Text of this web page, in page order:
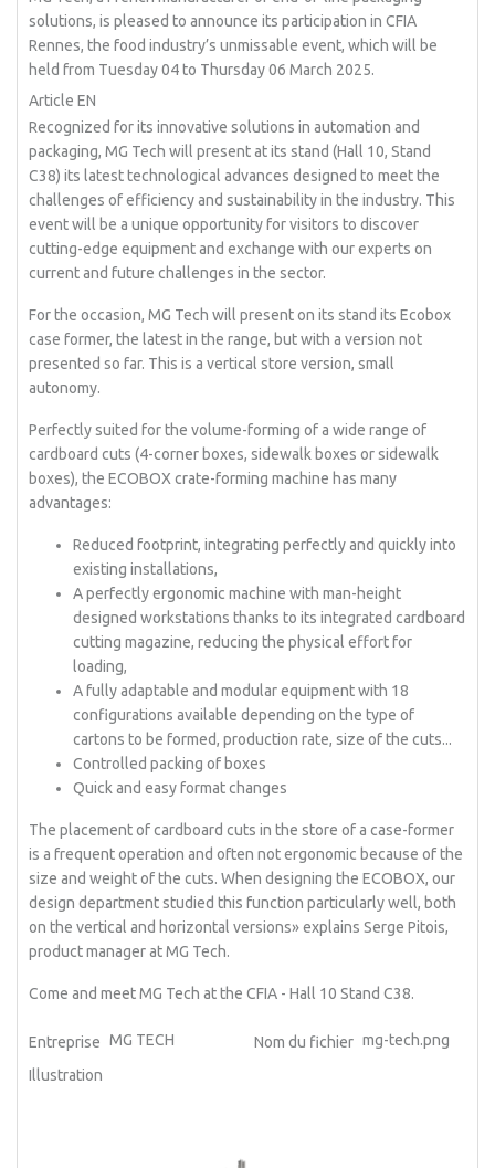
solutions, is pleased to announce its participation in CFIA
Rennes, the food industry’s unmissable event, which will be
held from Tuesday 04 to Thursday 06 March 2025.
Article EN
Recognized for its innovative solutions in automation and
packaging, MG Tech will present at its stand (Hall 10, Stand
C38) its latest technological advances designed to meet the
challenges of efficiency and sustainability in the industry. This
event will be a unique opportunity for visitors to discover
cutting-edge equipment and exchange with our experts on
current and future challenges in the sector.
For the occasion, MG Tech will present on its stand its Ecobox
case former, the latest in the range, but with a version not
presented so far. This is a vertical store version, small
autonomy.
Perfectly suited for the volume-forming of a wide range of
cardboard cuts (4-corner boxes, sidewalk boxes or sidewalk
boxes), the ECOBOX crate-forming machine has many
advantages:
Reduced footprint, integrating perfectly and quickly into
existing installations,
A perfectly ergonomic machine with man-height
designed workstations thanks to its integrated cardboard
cutting magazine, reducing the physical effort for
loading,
A fully adaptable and modular equipment with 18
configurations available depending on the type of
cartons to be formed, production rate, size of the cuts...
Controlled packing of boxes
Quick and easy format changes
The placement of cardboard cuts in the store of a case-former
is a frequent operation and often not ergonomic because of the
size and weight of the cuts. When designing the ECOBOX, our
design department studied this function particularly well, both
on the vertical and horizontal versions» explains Serge Pitois,
product manager at MG Tech.
Come and meet MG Tech at the CFIA - Hall 10 Stand C38.
Entreprise MG TECH Nom du fichier mg-tech.png
Illustration